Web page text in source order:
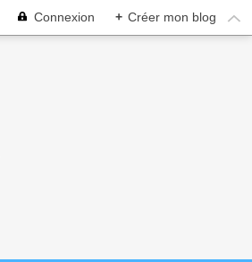
Connexion + Créer mon blog